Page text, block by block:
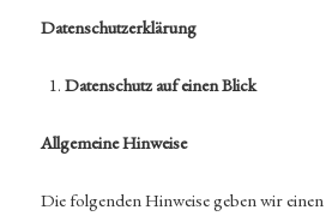
Datenschutzerklärung
Datenschutz auf einen Blick
Allgemeine Hinweise
Die folgenden Hinweise geben wir